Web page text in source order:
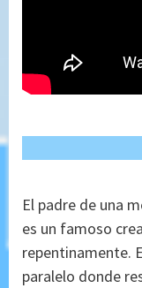
El padre de una
es un famoso
repentinamente.
paralelo donde